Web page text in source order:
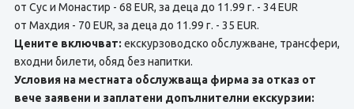
от Сус и Монастир - 68 EUR, за деца до 11.99 г. - 34 EUR
от Махдия - 70 EUR, за деца до 11.99 г. - 35 EUR.
Цените включват: екскурзоводско обслужване, трансфери,
входни билети, обяд без напитки.
Условия на местната обслужваща фирма за отказ от
вече заявени и заплатени допълнителни екскурзии: